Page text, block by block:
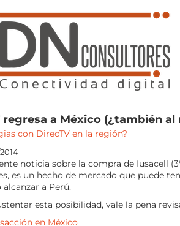
regresa a México (¿también
con DirecTV en la región?
noticia sobre la compra de Iusacell
es un hecho de mercado que puede
alcanzar a Perú.
esta posibilidad, vale la pena
en México